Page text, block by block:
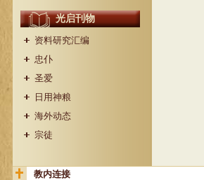
光启刊物
资料研究汇编
忠仆
圣爱
日用神粮
海外动态
宗徒
教内连接